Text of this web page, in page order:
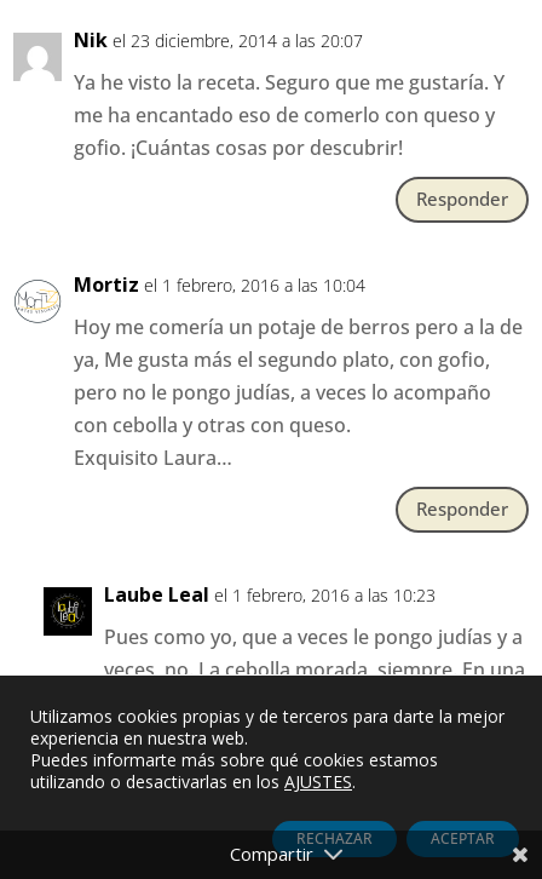
Nik el 23 diciembre, 2014 a las 20:07
Ya he visto la receta. Seguro que me gustaría. Y
me ha encantado eso de comerlo con queso y
gofio. ¡Cuántas cosas por descubrir!
Responder
Mortiz el 1 febrero, 2016 a las 10:04
Hoy me comería un potaje de berros pero a la de
ya, Me gusta más el segundo plato, con gofio,
pero no le pongo judías, a veces lo acompaño
con cebolla y otras con queso.
Exquisito Laura…
Responder
Laube Leal el 1 febrero, 2016 a las 10:23
Pues como yo, que a veces le pongo judías y a
veces, no. La cebolla morada, siempre. En una
Ñammmmmm
el 1 febrero, 2016 a las 13:27
Utilizamos cookies propias y de terceros para darte la mejor
experiencia en nuestra web.
Puedes informarte más sobre qué cookies estamos
utilizando o desactivarlas en los AJUSTES.
ACEPTAR
RECHAZAR